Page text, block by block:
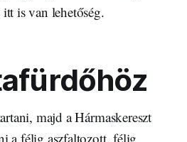
is van lehetőség.
majd a Hármaskereszt
a félig aszfaltozott, félig